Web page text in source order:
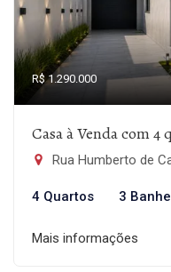
R$ 1.290.000
Casa à Venda com 4
Rua Humberto de
4 Quartos 3
Mais informações